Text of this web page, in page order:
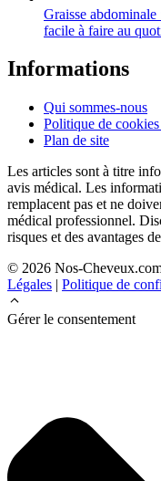
Graisse abdominale
facile à faire au
Informations
Qui sommes-nous
Politique de
Plan de site
Les articles sont à titre
avis médical. Les
remplacent pas et ne
médical professionnel.
risques et des avantages
© 2026 Nos-
Légales | Politique de
Gérer le consentement